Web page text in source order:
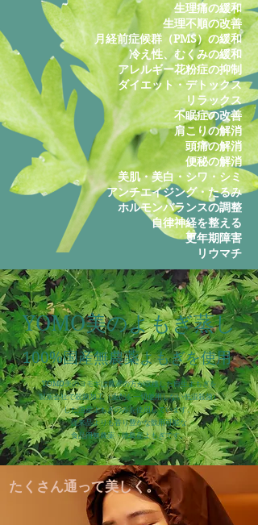
生理痛の緩和
生理不順の改善
月経前症候群（PMS）の緩和
冷え性、むくみの緩和
アレルギー花粉症の抑制
ダイエット・デトックス
リラックス
不眠症の改善
肩こりの解消
頭痛の解消
便秘の解消
美肌・美白・シワ・シミ
アンチエイジング・たるみ
ホルモンバランスの調整
自律神経を整える
更年期障害
リウマチ
YOMO美のよもぎ蒸し
100%国産無農薬よもぎを使用
YOMO美のヨモギは農家の方が収穫した自生よもぎを
製薬会社で殺菌加工（薬剤を一切使用しない低温殺菌）
した国産よもぎのみを使用しています。
従来品よりも香り豊かな飲用可能な
食品用無農薬・徳島産よもぎです。
たくさん通って美しく。